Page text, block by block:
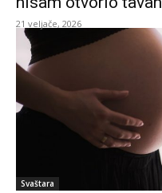
21 veljače, 2026
Svaštara